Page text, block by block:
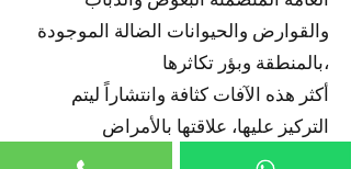
والقوارض والحيوانات الضالة الموجودة
بالمنطقة وبؤر تكاثرها،
أكثر هذه الآفات كثافة وانتشاراً ليتم
التركيز عليها، علاقتها بالأمراض
الموجودة بالمنطقة، موسم التكاثر لكل